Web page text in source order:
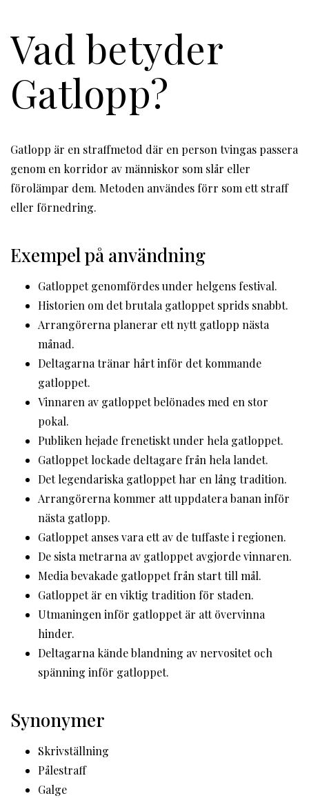
Vad betyder
Gatlopp?
Gatlopp är en straffmetod där en person tvingas passera
genom en korridor av människor som slår eller
förolämpar dem. Metoden användes förr som ett straff
eller förnedring.
Exempel på användning
Gatloppet genomfördes under helgens festival.
Historien om det brutala gatloppet sprids snabbt.
Arrangörerna planerar ett nytt gatlopp nästa
månad.
Deltagarna tränar hårt inför det kommande
gatloppet.
Vinnaren av gatloppet belönades med en stor
pokal.
Publiken hejade frenetiskt under hela gatloppet.
Gatloppet lockade deltagare från hela landet.
Det legendariska gatloppet har en lång tradition.
Arrangörerna kommer att uppdatera banan inför
nästa gatlopp.
Gatloppet anses vara ett av de tuffaste i regionen.
De sista metrarna av gatloppet avgjorde vinnaren.
Media bevakade gatloppet från start till mål.
Gatloppet är en viktig tradition för staden.
Utmaningen inför gatloppet är att övervinna
hinder.
Deltagarna kände blandning av nervositet och
spänning inför gatloppet.
Synonymer
Skrivställning
Pålestraff
Galge